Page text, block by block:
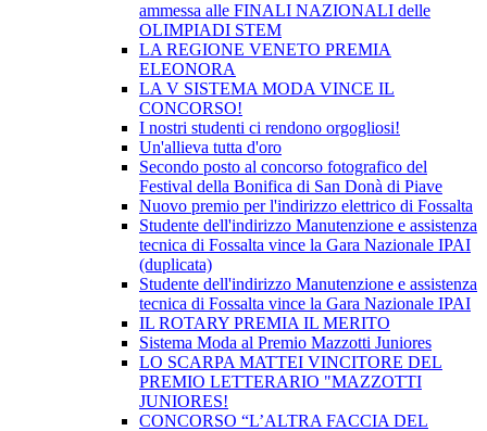
ammessa alle FINALI NAZIONALI delle
OLIMPIADI STEM
LA REGIONE VENETO PREMIA
ELEONORA
LA V SISTEMA MODA VINCE IL
CONCORSO!
I nostri studenti ci rendono orgogliosi!
Un'allieva tutta d'oro
Secondo posto al concorso fotografico del
Festival della Bonifica di San Donà di Piave
Nuovo premio per l'indirizzo elettrico di Fossalta
Studente dell'indirizzo Manutenzione e assistenza
tecnica di Fossalta vince la Gara Nazionale IPAI
(duplicata)
Studente dell'indirizzo Manutenzione e assistenza
tecnica di Fossalta vince la Gara Nazionale IPAI
IL ROTARY PREMIA IL MERITO
Sistema Moda al Premio Mazzotti Juniores
LO SCARPA MATTEI VINCITORE DEL
PREMIO LETTERARIO "MAZZOTTI
JUNIORES!
CONCORSO “L’ALTRA FACCIA DEL